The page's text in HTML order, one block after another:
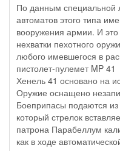
По данным специальной
автоматов этого типа
вооружения армии. И это
нехватки пехотного
любого имевшегося в
пистолет-пулемет MP
Хенель 41 основано на
Оружие оснащено
Боеприпасы подаются из
который стрелок
патрона Парабеллум
как в ходе